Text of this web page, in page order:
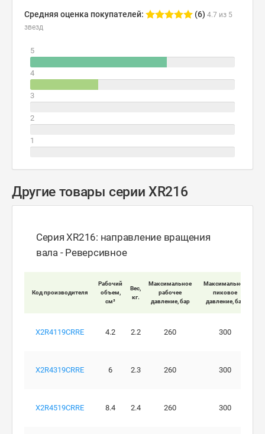
Средняя оценка покупателей: (6) 4.7 из 5
звезд
5
4
3
2
1
Другие товары серии XR216
Серия XR216: направление вращения
вала - Реверсивное
Код производителя
Рабочий
объем,
см³
Вес,
кг.
Максимальное
рабочее
давление, бар
Максимальное
пиковое
давление, бар
X2R4119CRRE 4.2 2.2 260 300
X2R4319CRRE 6 2.3 260 300
X2R4519CRRE 8.4 2.4 260 300